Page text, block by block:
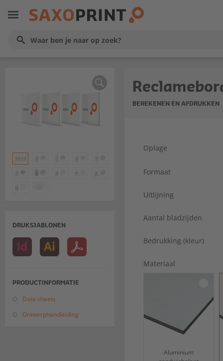
DRUKSJABLONEN
PRODUCTINFORMATIE
Data sheets
Ontwerphandleiding
BEREKENEN EN AFDRUKKEN
Oplage
Formaat
Uitlijning
Aantal bladzijden
Bedrukking (kleur)
Materiaal
Aluminium